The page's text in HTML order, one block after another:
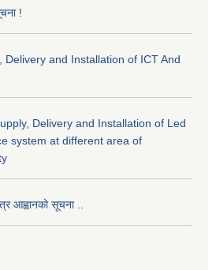
!
Delivery and Installation of ICT And
Delivery and Installation of Led
system at different area of
आह्वानको सूचना ..